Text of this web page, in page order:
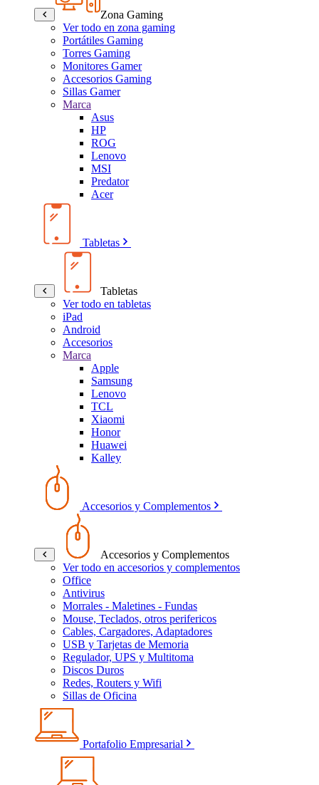
Zona Gaming
Ver todo en zona gaming
Portátiles Gaming
Torres Gaming
Monitores Gamer
Accesorios Gaming
Sillas Gamer
Marca
Asus
HP
ROG
Lenovo
MSI
Predator
Acer
Tabletas
Tabletas
Ver todo en tabletas
iPad
Android
Accesorios
Marca
Apple
Samsung
Lenovo
TCL
Xiaomi
Honor
Huawei
Kalley
Accesorios y Complementos
Accesorios y Complementos
Ver todo en accesorios y complementos
Office
Antivirus
Morrales - Maletines - Fundas
Mouse, Teclados, otros perifericos
Cables, Cargadores, Adaptadores
USB y Tarjetas de Memoria
Regulador, UPS y Multitoma
Discos Duros
Redes, Routers y Wifi
Sillas de Oficina
Portafolio Empresarial